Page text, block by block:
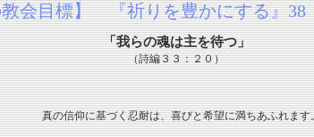
会目標】 『祈りを豊かにする』38
「我らの魂は主を待つ」
（詩編３３：２０）
真の信仰に基づく忍耐は、喜びと希望に満ちあふれます